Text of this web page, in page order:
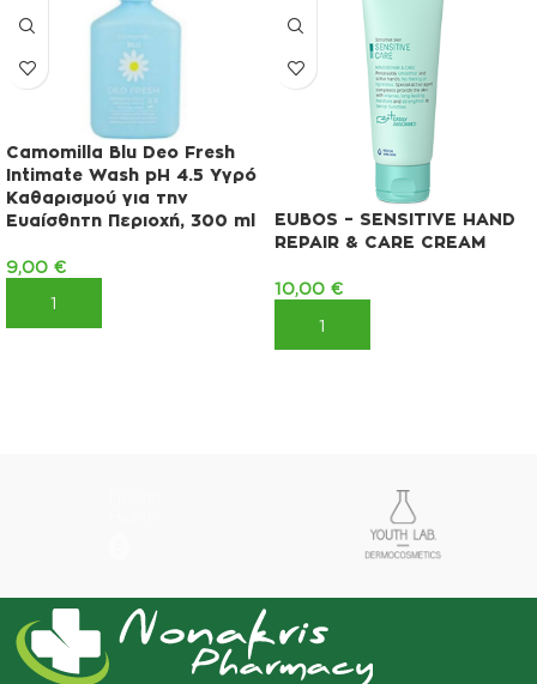
Camomilla Blu Deo Fresh
Intimate Wash pH 4.5 Υγρό
Καθαρισμού για την
Ευαίσθητη Περιοχή, 300 ml
9,00 €
ΠΡΟΣΘΉΚΗ ΣΤΟ ΚΑΛΆΘΙ
EUBOS – SENSITIVE HAND
REPAIR & CARE CREAM
10,00 €
ΠΡΟΣΘΉΚΗ ΣΤΟ ΚΑΛΆΘΙ